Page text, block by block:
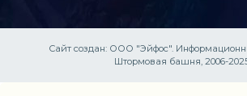
Сайт создан: ООО "Эйфос".
Штормовая башня, 2006-